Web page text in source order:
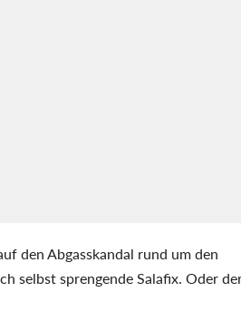
den Abgasskandal rund um den
selbst sprengende Salafix. Oder